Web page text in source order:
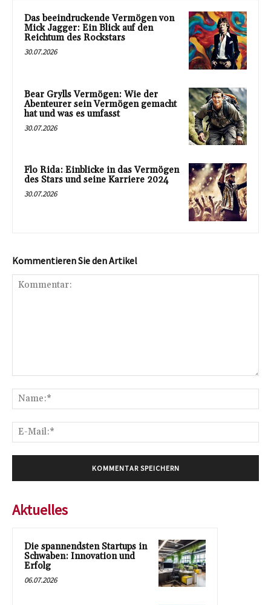
Das beeindruckende Vermögen von
Mick Jagger: Ein Blick auf den
Reichtum des Rockstars
30.07.2026
Bear Grylls Vermögen: Wie der
Abenteurer sein Vermögen gemacht
hat und was es umfasst
30.07.2026
Flo Rida: Einblicke in das Vermögen
des Stars und seine Karriere 2024
30.07.2026
Kommentieren Sie den Artikel
Aktuelles
Die spannendsten Startups in
Schwaben: Innovation und
Erfolg
06.07.2026